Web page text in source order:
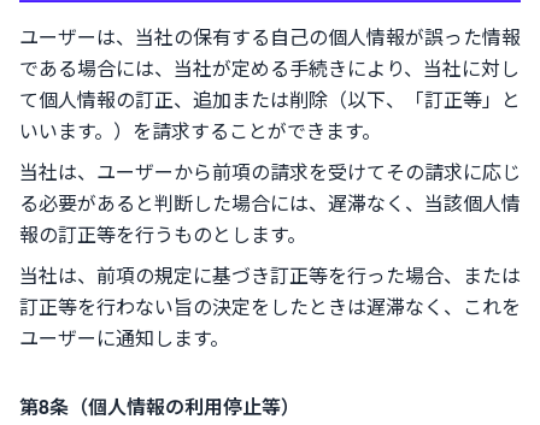
ユーザーは、当社の保有する自己の個人情報が誤った情報
である場合には、当社が定める手続きにより、当社に対し
て個人情報の訂正、追加または削除（以下、「訂正等」と
いいます。）を請求することができます。
当社は、ユーザーから前項の請求を受けてその請求に応じ
る必要があると判断した場合には、遅滞なく、当該個人情
報の訂正等を行うものとします。
当社は、前項の規定に基づき訂正等を行った場合、または
訂正等を行わない旨の決定をしたときは遅滞なく、これを
ユーザーに通知します。
第8条（個人情報の利用停止等）